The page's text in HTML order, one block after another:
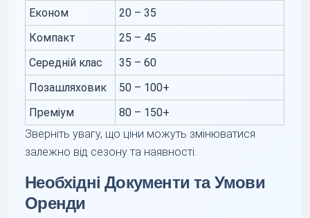
Економ
20 – 35
Компакт
25 – 45
Середній клас
35 – 60
Позашляховик
50 – 100+
Преміум
80 – 150+
Зверніть увагу, що ціни можуть змінюватися
залежно від сезону та наявності.
Необхідні Документи та Умови
Оренди